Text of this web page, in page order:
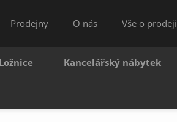
Prodejny O nás Vše o prodeji
Ložnice Kancelářský nábytek